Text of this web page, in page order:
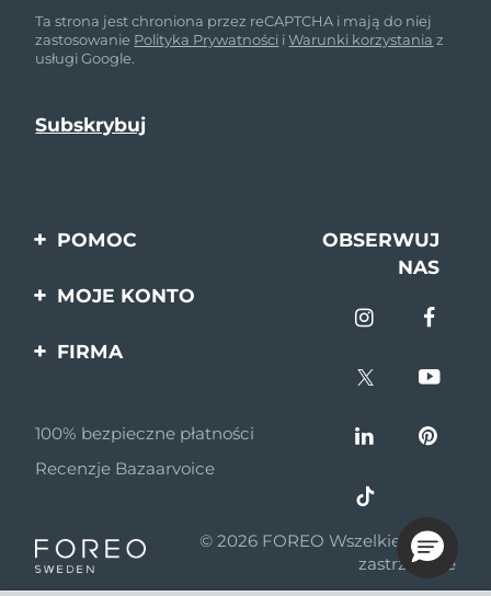
Ta strona jest chroniona przez reCAPTCHA i mają do niej
zastosowanie Polityka Prywatności iWarunki korzystania z
usługi Google.
POMOC
Kontakt
OBSERWUJ
NAS
MOJE KONTO
FIRMA
Program partnerski
Wiadomości
MYSA
Dystrybutorzy
100% bezpieczne płatności
Recenzje Bazaarvoice
© 2026 FOREO Wszelkie prawa
zastrzeżone